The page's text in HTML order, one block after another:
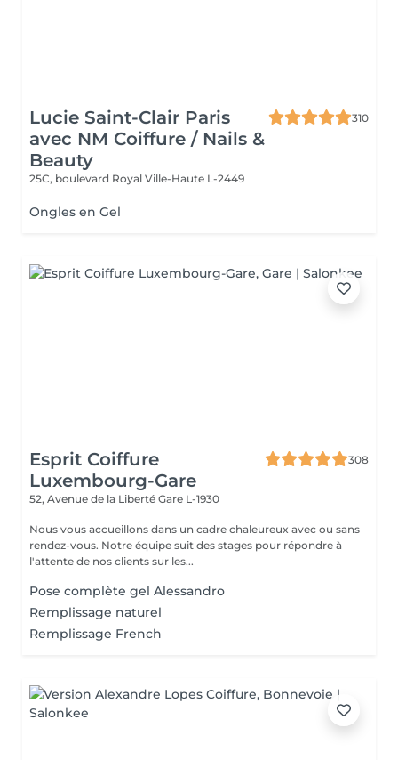
Lucie Saint-Clair Paris
avec NM Coiffure / Nails &
Beauty
310
25C, boulevard Royal Ville-Haute L-2449
Ongles en Gel
Esprit Coiffure
Luxembourg-Gare
308
52, Avenue de la Liberté Gare L-1930
Nous vous accueillons dans un cadre chaleureux avec ou sans
rendez-vous. Notre équipe suit des stages pour répondre à
l'attente de nos clients sur les...
Pose complète gel Alessandro
Remplissage naturel
Remplissage French